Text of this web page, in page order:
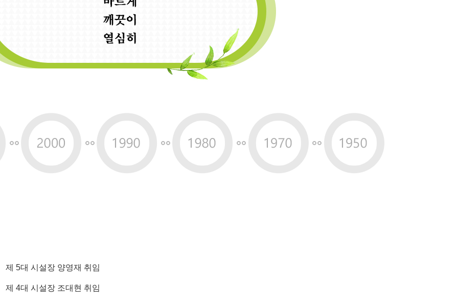
제 5대 시설장 양영재 취임
제 4대 시설장 조대현 취임